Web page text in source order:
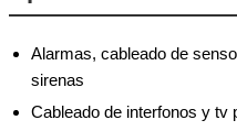
Alarmas, cableado de
sirenas
Cableado de interfonos y tv